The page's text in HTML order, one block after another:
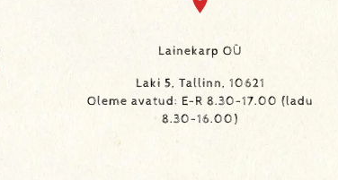
Lainekarp OÜ
Laki 5, Tallinn, 10621
Oleme avatud: E-R 8.30-17.00 (ladu
8.30-16.00)